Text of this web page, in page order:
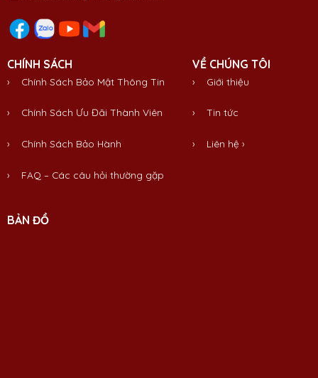
CHÍNH SÁCH
› Chính Sách Bảo Mật Thông Tin
› Chính Sách Ưu Đãi Thành Viên
› Chính Sách Bảo Hành
› FAQ – Các câu hỏi thường gặp
VỀ CHÚNG TÔI
› Giới thiệu
›Tin tức
› Liên hệ ›
BẢN ĐỒ